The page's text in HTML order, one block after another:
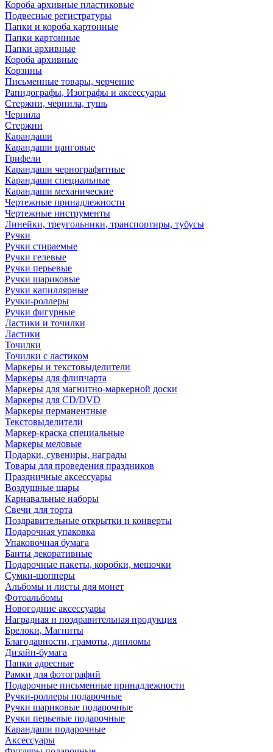
Короба архивные пластиковые
Подвесные регистратуры
Папки и короба картонные
Папки картонные
Папки архивные
Короба архивные
Корзины
Письменные товары, черчение
Рапидографы, Изографы и аксессуары
Стержни, чернила, тушь
Чернила
Стержни
Карандаши
Карандаши цанговые
Грифели
Карандаши чернографитные
Карандаши специальные
Карандаши механические
Чертежные принадлежности
Чертежные инструменты
Линейки, треугольники, транспортиры, тубусы
Ручки
Ручки стираемые
Ручки гелевые
Ручки перьевые
Ручки шариковые
Ручки капиллярные
Ручки-роллеры
Ручки фигурные
Ластики и точилки
Ластики
Точилки
Точилки с ластиком
Маркеры и текстовыделители
Маркеры для флипчарта
Маркеры для магнитно-маркерной доски
Маркеры для CD/DVD
Маркеры перманентные
Текстовыделители
Маркер-краска специальные
Маркеры меловые
Подарки, сувениры, награды
Товары для проведения праздников
Праздничные аксессуары
Воздушные шары
Карнавальные наборы
Свечи для торта
Поздравительные открытки и конверты
Подарочная упаковка
Упаковочная бумага
Банты декоративные
Подарочные пакеты, коробки, мешочки
Сумки-шопперы
Альбомы и листы для монет
Фотоальбомы
Новогодние аксессуары
Наградная и поздравительная продукция
Брелоки, Магниты
Благодарности, грамоты, дипломы
Дизайн-бумага
Папки адресные
Рамки для фотографий
Подарочные письменные принадлежности
Ручки-роллеры подарочные
Ручки шариковые подарочные
Ручки перьевые подарочные
Карандаши подарочные
Аксессуары